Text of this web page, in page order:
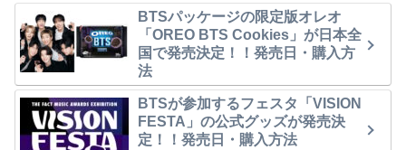
BTSパッケージの限定版オレオ
「OREO BTS Cookies」が日本全
国で発売決定！！発売日・購入方
法
BTSが参加するフェスタ「VISION
FESTA」の公式グッズが発売決
定！！発売日・購入方法